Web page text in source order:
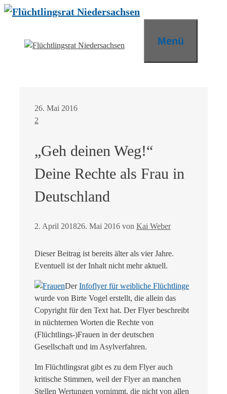
Zum
Menü
26. Mai 2016
2
„Geh deinen Weg!“
Deine Rechte als Frau in
Deutschland
2. April 201826. Mai 2016 von Kai Weber
Dieser Beitrag ist bereits älter als vier Jahre.
Eventuell ist der Inhalt nicht mehr aktuell.
DerInfoflyer für weibliche Flüchtlinge
wurde von Birte Vogel erstellt, die allein das
Copyright für den Text hat. Der Flyer beschreibt
in nüchternen Worten die Rechte von
(Flüchtlings-)Frauen in der deutschen
Gesellschaft und im Asylverfahren.
Im Flüchtlingsrat gibt es zu dem Flyer auch
kritische Stimmen, weil der Flyer an manchen
Stellen Wertungen vornimmt, die nicht von allen